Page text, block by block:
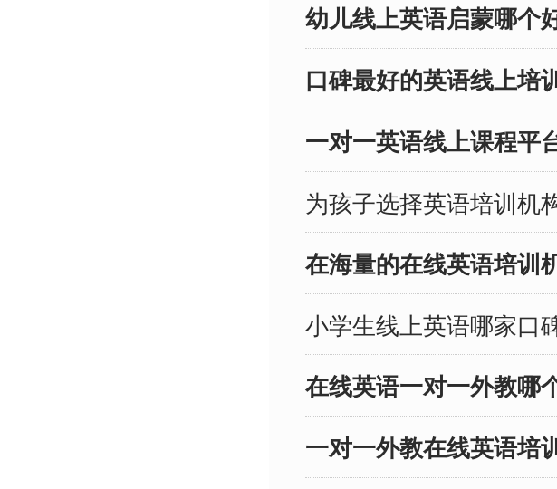
程。这些课程在外教师
资、课程模式、适合年
和价格等方面都具有独
的优势，希望能够为家
们提供有价值的参考。
趣趣ABC：高性价比趣味
欧美外教一对一 外教师
资：趣趣ABC以其优质
外教团队而闻名。外教
不仅具备出色的英语能
力，还能够通过趣味的
学方式激发孩子的学习
幼儿线上英语启蒙哪个
口碑最好的英语线上培
一对一英语线上课程平
为孩子选择英语培训机
在海量的在线英语培训
小学生线上英语哪家口
在线英语一对一外教哪
一对一外教在线英语培